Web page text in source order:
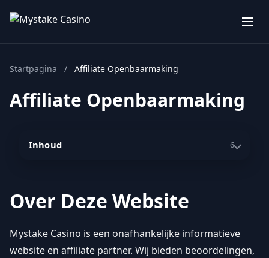
Startpagina / Affiliate Openbaarmaking
Affiliate Openbaarmaking
Inhoud 6
Over Deze Website
Mystake Casino is een onafhankelijke informatieve
website en affiliate partner. Wij bieden beoordelingen,